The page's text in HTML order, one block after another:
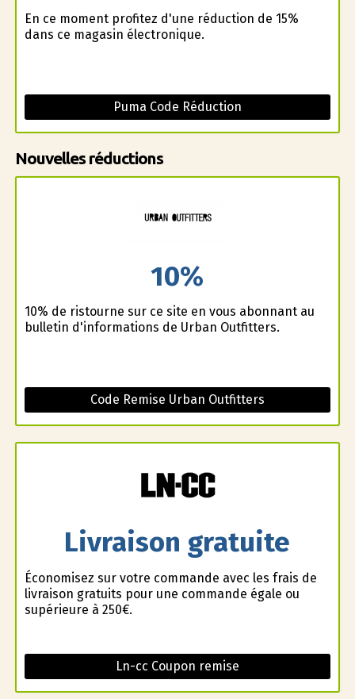
En ce moment profitez d'une réduction de 15%
dans ce magasin électronique.
Puma Code Réduction
Nouvelles réductions
10%
10% de ristourne sur ce site en vous abonnant au
bulletin d'informations de Urban Outfitters.
Code Remise Urban Outfitters
Livraison gratuite
Économisez sur votre commande avec les frais de
livraison gratuits pour une commande égale ou
supérieure à 250€.
Ln-cc Coupon remise